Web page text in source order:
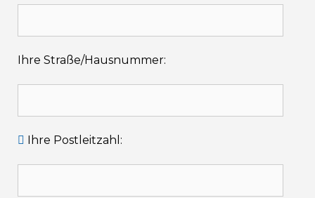
Ihre Straße/Hausnummer:
Ihre Postleitzahl: